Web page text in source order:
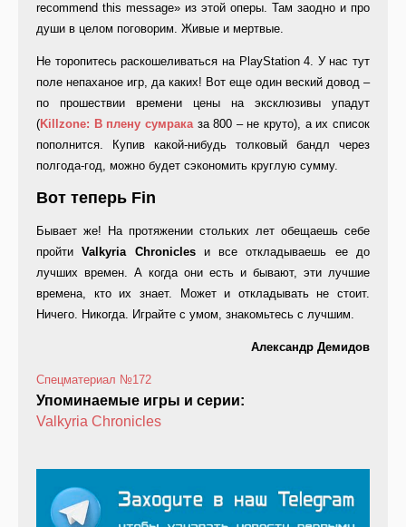
recommend this message» из этой оперы. Там заодно и про
души в целом поговорим. Живые и мертвые.
Не торопитесь раскошеливаться на PlayStation 4. У нас тут
поле непаханое игр, да каких! Вот еще один веский довод –
по прошествии времени цены на эксклюзивы упадут
(Killzone: В плену сумраказа 800 – не круто), а их список
пополнится. Купив какой-нибудь толковый бандл через
полгода-год, можно будет сэкономить круглую сумму.
Вот теперь Fin
Бывает же! На протяжении стольких лет обещаешь себе
пройтиValkyria Chroniclesи все откладываешь ее до
лучших времен. А когда они есть и бывают, эти лучшие
времена, кто их знает. Может и откладывать не стоит.
Ничего. Никогда. Играйте с умом, знакомьтесь с лучшим.
Александр Демидов
Спецматериал №172
Упоминаемые игры и серии:
Valkyria Chronicles